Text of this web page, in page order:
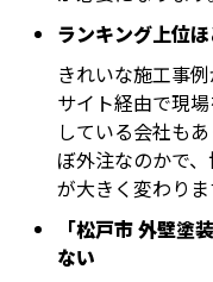
ランキング上位
きれいな施工事
サイト経由で現
している会社も
ぼ外注なのかで
が大きく変わりま
「松戸市 外壁塗
ない